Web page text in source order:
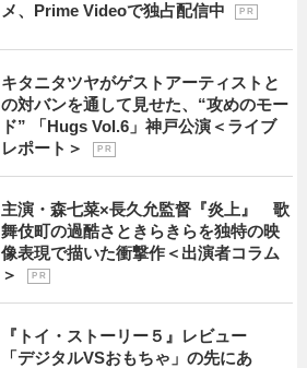
メ、Prime Videoで独占配信中
P R
キタニタツヤがゲストアーティストと
の対バンを通して見せた、“攻めのモー
ド” 「Hugs Vol.6」神戸公演＜ライブ
レポート＞
P R
主演・森七菜×長久允監督『炎上』 歌
舞伎町の過酷さときらきらを独特の映
像表現で描いた衝撃作＜出演者コラム
＞
P R
『トイ・ストーリー５』レビュー
「デジタルVSおもちゃ」の先にあ